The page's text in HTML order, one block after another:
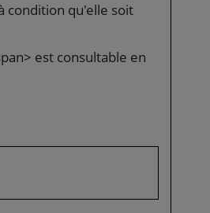
condition qu'elle soit
est consultable en